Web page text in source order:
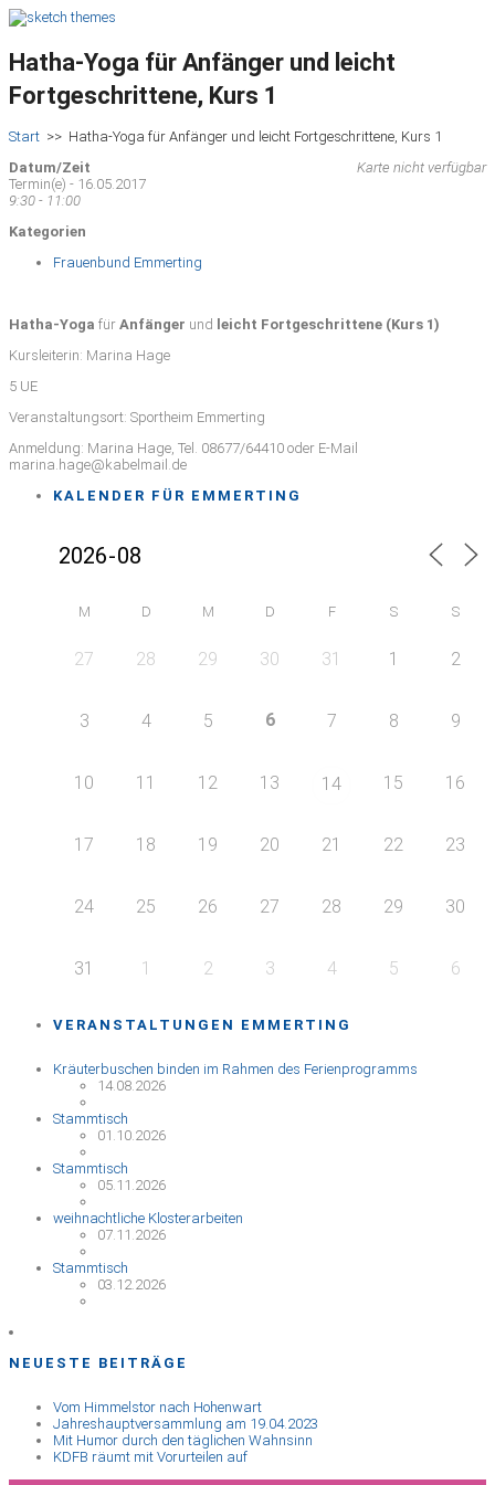
Hatha-Yoga für Anfänger und leicht
Fortgeschrittene, Kurs 1
Start >> Hatha-Yoga für Anfänger und leicht Fortgeschrittene, Kurs 1
Karte nicht verfügbar
Datum/Zeit
Termin(e) - 16.05.2017
9:30 - 11:00
Kategorien
Frauenbund Emmerting
Hatha-Yoga für Anfänger und leicht Fortgeschrittene (Kurs 1)
Kursleiterin: Marina Hage
5 UE
Veranstaltungsort: Sportheim Emmerting
Anmeldung: Marina Hage, Tel. 08677/64410 oder E-Mail
marina.hage@kabelmail.de
KALENDER FÜR EMMERTING
M D M D F S S
27 28 29 30 31 1 2
3 4 5 6 7 8 9
10 11 12 13 14 15 16
17 18 19 20 21 22 23
24 25 26 27 28 29 30
31 1 2 3 4 5 6
VERANSTALTUNGEN EMMERTING
Kräuterbuschen binden im Rahmen des Ferienprogramms
14.08.2026
Stammtisch
01.10.2026
Stammtisch
05.11.2026
weihnachtliche Klosterarbeiten
07.11.2026
Stammtisch
03.12.2026
NEUESTE BEITRÄGE
Vom Himmelstor nach Hohenwart
Jahreshauptversammlung am 19.04.2023
Mit Humor durch den täglichen Wahnsinn
KDFB räumt mit Vorurteilen auf